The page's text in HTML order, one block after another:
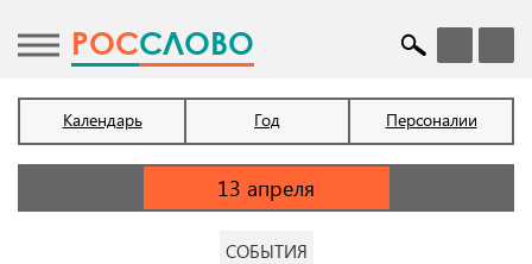
POCСЛОВО
Календарь Год Персоналии
СОБЫТИЯ